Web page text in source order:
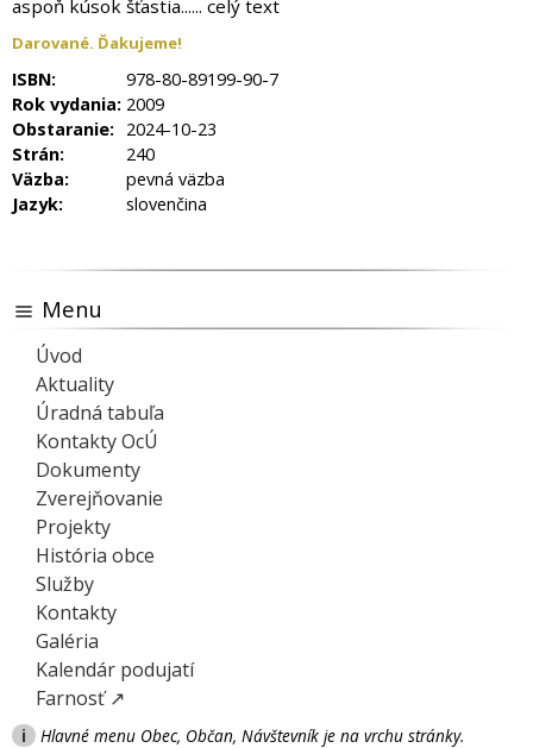
aspoň kúsok šťastia...... celý text
Darované. Ďakujeme!
ISBN:
978-80-89199-90-7
Rok vydania: 2009
Obstaranie: 2024-10-23
Strán:
240
Väzba:
pevná väzba
Jazyk:
slovenčina
Menu
Úvod
Aktuality
Úradná tabuľa
Kontakty OcÚ
Dokumenty
Zverejňovanie
Projekty
História obce
Služby
Kontakty
Galéria
Kalendár podujatí
Farnosť ↗
i Hlavné menu Obec, Občan, Návštevník je na vrchu stránky.